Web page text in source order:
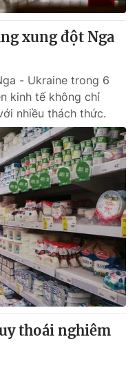
xung đột Nga
- Ukraine trong 6
kinh tế không chỉ
nhiều thách thức.
thoái nghiêm